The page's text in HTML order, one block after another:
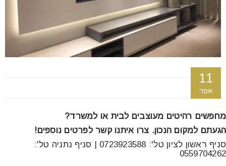
11
אפר
מחפשים רהיטים מעוצבים לבית או למשרד?
הגעתם למקום הנכון. צרו איתנו קשר לפרטים נוספים!
סניף ראשון לציון טל': 0723923588 | סניף נתניה טל':
0559704262
הוסף קו תחתון לקישורים
לאפס
את
כל
האפשרויות